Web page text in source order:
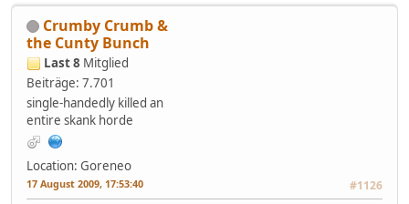
Crumby Crumb &
the Cunty Bunch
Last 8 Mitglied
Beiträge: 7.701
single-handedly killed an
entire skank horde
Location: Goreneo
17 August 2009, 17:53:40 #1126